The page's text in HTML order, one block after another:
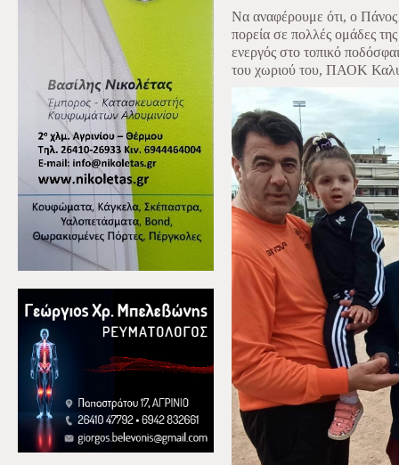
Να αναφέρουμε ότι, ο
πορεία σε πολλές ομάδες
ενεργός στο τοπικό
του χωριού του, ΠΑΟΚ